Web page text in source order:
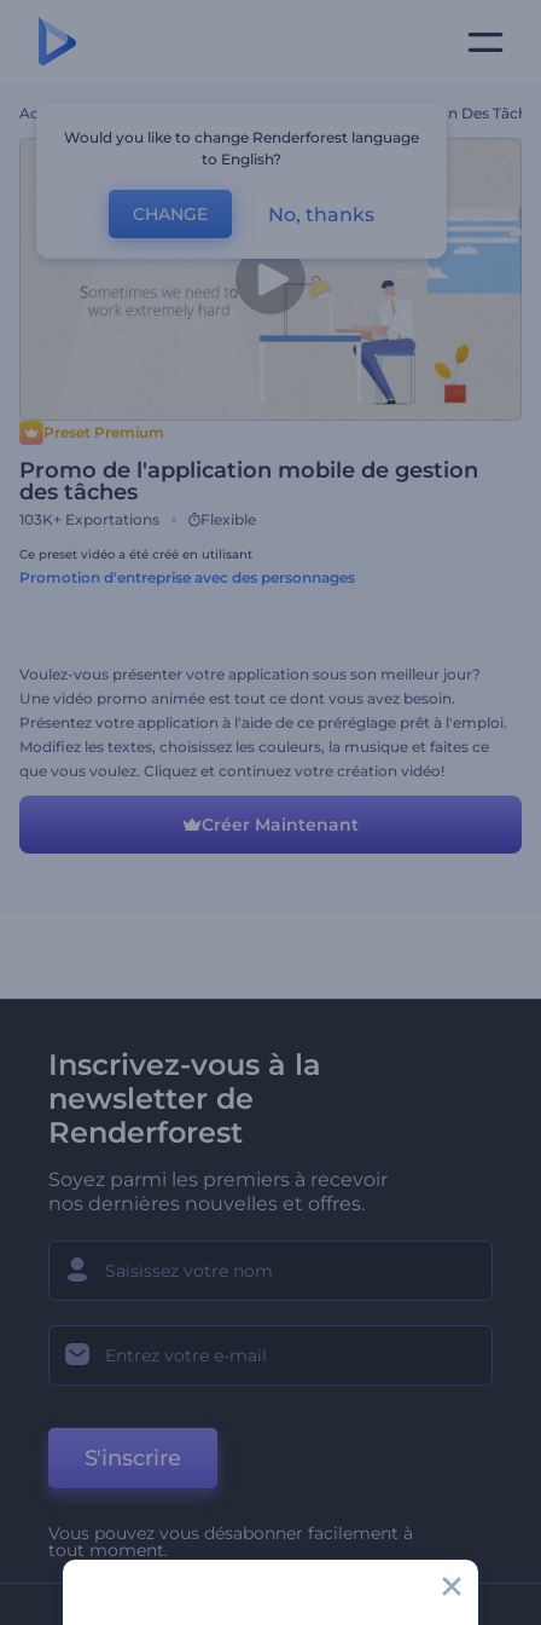
Accueil Promo De L'application Mobile De Gestion Des
Preset Premium
Promo de l'application mobile de gestion
des tâches
103K+ Exportations Flexible
Ce preset vidéo a été créé en utilisant
Promotion d'entreprise avec des personnages
Voulez-vous présenter votre application sous son meilleur jour?
Une vidéo promo animée est tout ce dont vous avez besoin.
Présentez votre application à l'aide de ce préréglage prêt à l'emploi.
Modifiez les textes, choisissez les couleurs, la musique et faites ce
que vous voulez. Cliquez et continuez votre création vidéo!
Créer Maintenant
Inscrivez-vous à la
newsletter de
Renderforest
Soyez parmi les premiers à recevoir
nos dernières nouvelles et offres.
S'inscrire
Vous pouvez vous désabonner facilement à
tout moment.
Would you like to change Renderforest language
to English?
CHANGE No, thanks